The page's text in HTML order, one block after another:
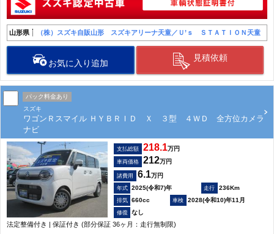
山形県 （株）スズキ自販山形 スズキアリーナ天童／Ｕ’ｓ ＳＴＡＴＩＯＮ天童
お気に入り追加
見積依頼
パック料金あり
スズキ
ワゴンＲスマイル ＨＹＢＲＩＤ Ｘ ３型 ４ＷＤ 全方位カメラ
ナビ
支払総額 218.1万円
車両価格 212万円
諸費用 6.1万円
2025(令和7)年
236Km
660cc
2028(令和10)年11月
なし
法定整備付き | 保証付き (部分保証 36ヶ月：走行無制限)